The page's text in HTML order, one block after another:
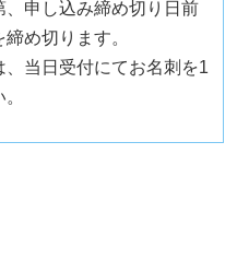
申し込み締め切り日前
め切ります。
当日受付にてお名刺を1